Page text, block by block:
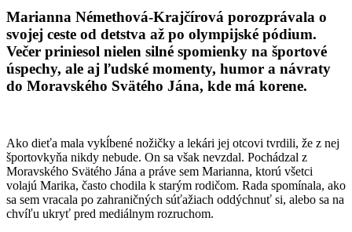
Marianna Némethová-Krajčírová porozprávala o
svojej ceste od detstva až po olympijské pódium.
Večer priniesol nielen silné spomienky na športové
úspechy, ale aj ľudské momenty, humor a návraty
do Moravského Svätého Jána, kde má korene.
Ako dieťa mala vykĺbené nožičky a lekári jej otcovi tvrdili, že z nej
športovkyňa nikdy nebude. On sa však nevzdal. Pochádzal z
Moravského Svätého Jána a práve sem Marianna, ktorú všetci
volajú Marika, často chodila k starým rodičom. Rada spomínala, ako
sa sem vracala po zahraničných súťažiach oddýchnuť si, alebo sa na
chvíľu ukryť pred mediálnym rozruchom.